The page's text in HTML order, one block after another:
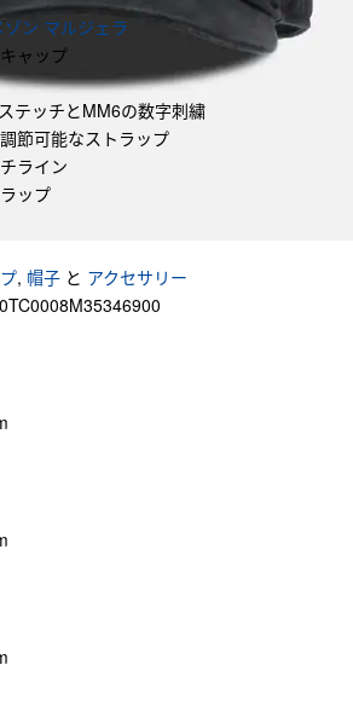
ン マルジェラ
ャップ
テッチとMM6の数字刺繍
節可能なストラップ
ライン
ップ
, 帽子 と アクセサリー